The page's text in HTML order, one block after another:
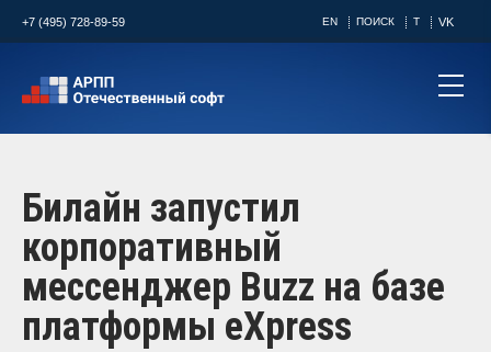
+7 (495) 728-89-59 EN ПОИСК T VK
Билайн запустил
корпоративный
мессенджер Buzz на базе
платформы eXpress